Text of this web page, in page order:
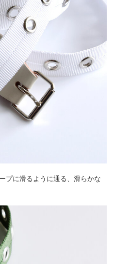
プに滑るように通る、滑らかな